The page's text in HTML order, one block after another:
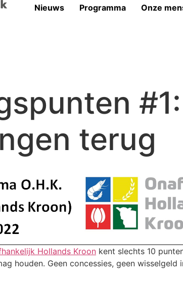
Nieuws Programma Onze
terug
Hollands Kroon kent slechts 10
houden. Geen concessies, geen